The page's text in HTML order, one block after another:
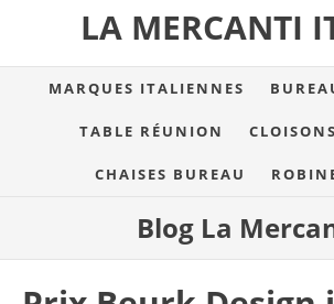
LA MERCANTI
MARQUES ITALIENNES
TABLE RÉUNION
CHAISES BUREAU
Blog La